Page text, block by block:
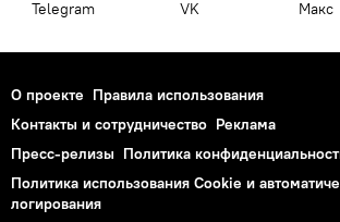
Telegram VK Макс
О проекте Правила использования
Контакты и сотрудничество Реклама
Пресс-релизы Политика
Политика использования Cookie и
логирования